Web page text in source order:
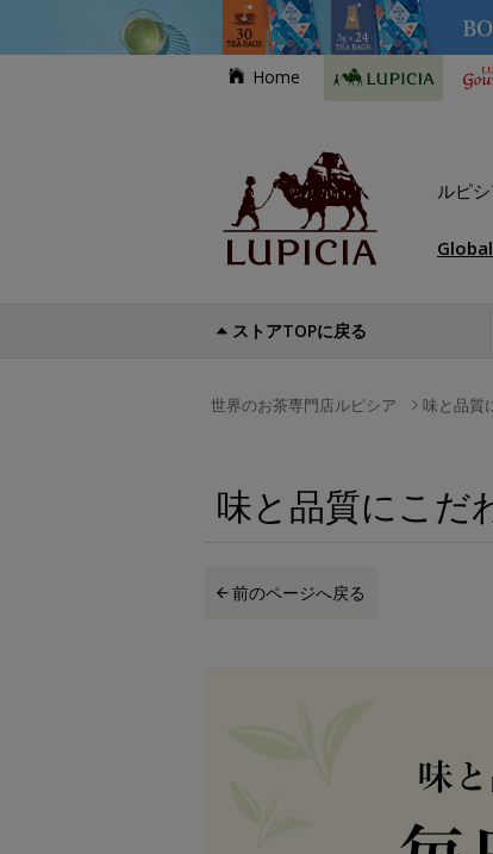
Home
ルピ
ストアTOPに戻る
世界のお茶専門店ルピシア 味と品質
味と品質にこだ
前のページへ戻る